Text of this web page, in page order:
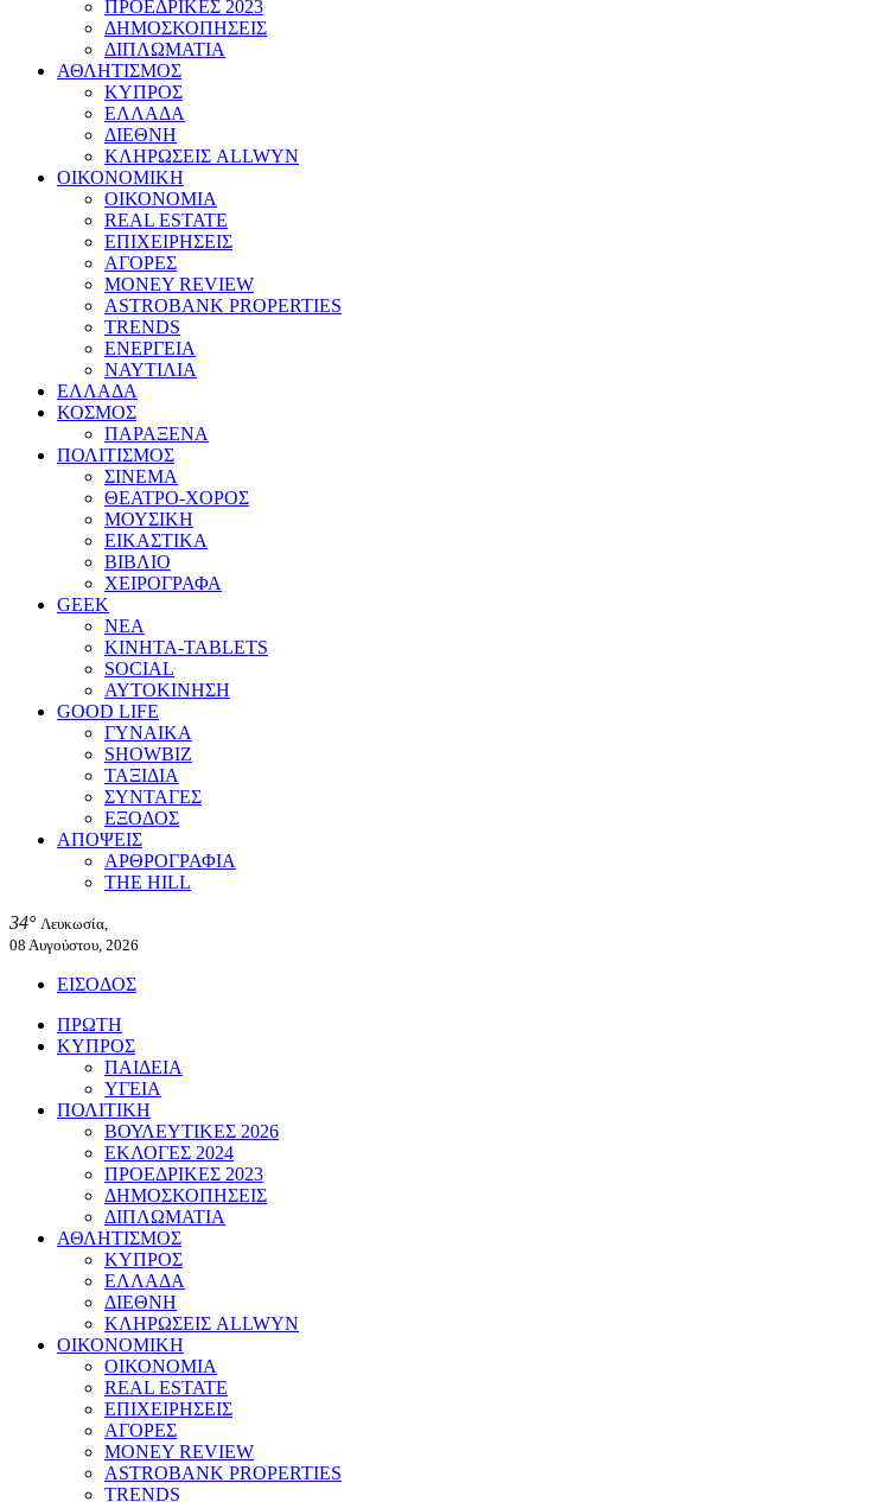
ΠΡΟΕΔΡΙΚΕΣ 2023
ΔΗΜΟΣΚΟΠΗΣΕΙΣ
ΔΙΠΛΩΜΑΤΙΑ
ΑΘΛΗΤΙΣΜΟΣ
ΚΥΠΡΟΣ
ΕΛΛΑΔΑ
ΔΙΕΘΝΗ
ΚΛΗΡΩΣΕΙΣ ALLWYN
ΟΙΚΟΝΟΜΙΚΗ
ΟΙΚΟΝΟΜΙΑ
REAL ESTATE
ΕΠΙΧΕΙΡΗΣΕΙΣ
ΑΓΟΡΕΣ
MONEY REVIEW
ASTROBANK PROPERTIES
TRENDS
ΕΝΕΡΓΕΙΑ
ΝΑΥΤΙΛΙΑ
ΕΛΛΑΔΑ
ΚΟΣΜΟΣ
ΠΑΡΑΞΕΝΑ
ΠΟΛΙΤΙΣΜΟΣ
ΣΙΝΕΜΑ
ΘΕΑΤΡΟ-ΧΟΡΟΣ
ΜΟΥΣΙΚΗ
ΕΙΚΑΣΤΙΚΑ
ΒΙΒΛΙΟ
ΧΕΙΡΟΓΡΑΦΑ
GEEK
ΝΕΑ
ΚΙΝΗΤΑ-TABLETS
SOCIAL
ΑΥΤΟΚΙΝΗΣΗ
GOOD LIFE
ΓΥΝΑΙΚΑ
SHOWBIZ
ΤΑΞΙΔΙΑ
ΣΥΝΤΑΓΕΣ
ΕΞΟΔΟΣ
ΑΠΟΨΕΙΣ
ΑΡΘΡΟΓΡΑΦΙΑ
THE HILL
34° Λευκωσία,
08 Αυγούστου, 2026
ΕΙΣΟΔΟΣ
ΠΡΩΤΗ
ΚΥΠΡΟΣ
ΠΑΙΔΕΙΑ
ΥΓΕΙΑ
ΠΟΛΙΤΙΚΗ
ΒΟΥΛΕΥΤΙΚΕΣ 2026
ΕΚΛΟΓΕΣ 2024
ΠΡΟΕΔΡΙΚΕΣ 2023
ΔΗΜΟΣΚΟΠΗΣΕΙΣ
ΔΙΠΛΩΜΑΤΙΑ
ΑΘΛΗΤΙΣΜΟΣ
ΚΥΠΡΟΣ
ΕΛΛΑΔΑ
ΔΙΕΘΝΗ
ΚΛΗΡΩΣΕΙΣ ALLWYN
ΟΙΚΟΝΟΜΙΚΗ
ΟΙΚΟΝΟΜΙΑ
REAL ESTATE
ΕΠΙΧΕΙΡΗΣΕΙΣ
ΑΓΟΡΕΣ
MONEY REVIEW
ASTROBANK PROPERTIES
TRENDS